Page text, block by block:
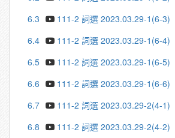
6.3
111-2 詞選 2023.03.29-1(6-3)
6.4
111-2 詞選 2023.03.29-1(6-4)
6.5
111-2 詞選 2023.03.29-1(6-5)
6.6
111-2 詞選 2023.03.29-1(6-6)
6.7
111-2 詞選 2023.03.29-2(4-1)
6.8
111-2 詞選 2023.03.29-2(4-2)